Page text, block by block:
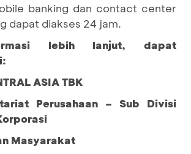
banking dan contact center
dapat diakses 24 jam.
lebih lanjut, dapat
ASIA TBK
Perusahaan – Sub Divisi
Masyarakat